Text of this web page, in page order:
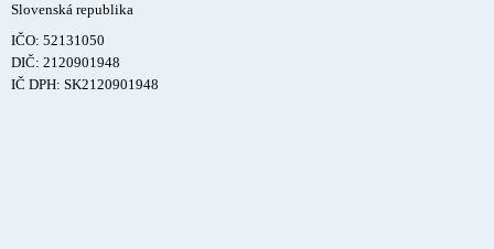
Slovenská republika
IČO: 52131050
DIČ: 2120901948
IČ DPH: SK2120901948